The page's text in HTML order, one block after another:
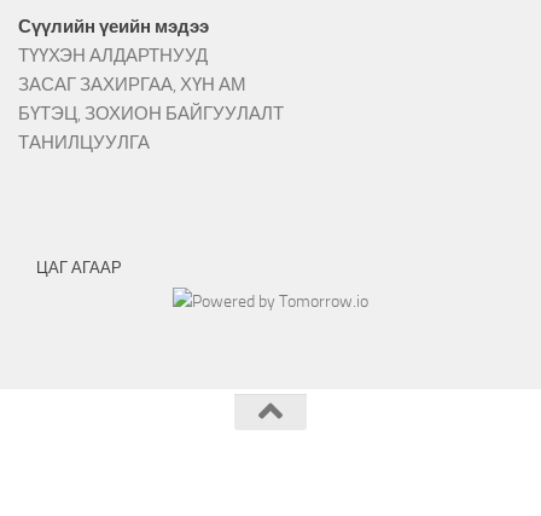
Сүүлийн үеийн мэдээ
ТҮҮХЭН АЛДАРТНУУД
ЗАСАГ ЗАХИРГАА, ХҮН АМ
БҮТЭЦ, ЗОХИОН БАЙГУУЛАЛТ
ТАНИЛЦУУЛГА
ЦАГ АГААР